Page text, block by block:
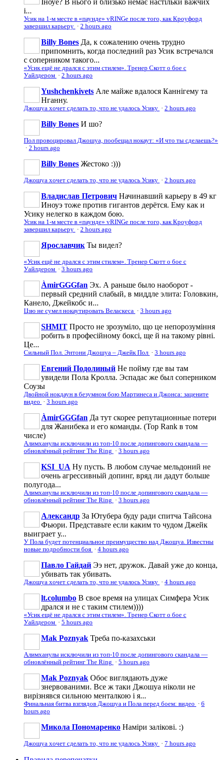
і...
Усик на 1-м месте в «паунде» vRINGe после того, как Кроуфорд
завершил карьеру · 2 hours ago
Billy Bones Да, к сожалению очень трудно
припомнить, когда последний раз Усик встречался
с соперником такого...
«Усик ещё не дрался с этим стилем». Тренер Скотт о бое с
Уайлдером · 2 hours ago
Yushchenkivets Але майже вдалося Каннігему та
Нганну.
Джошуа хочет сделать то, что не удалось Усику · 2 hours ago
Billy Bones И шо?
Пол провоцировал Джошуа, пообещал нокаут: «И что ты сделаешь?»
· 2 hours ago
Billy Bones Жестоко :)))
Джошуа хочет сделать то, что не удалось Усику · 2 hours ago
Владислав Петрович Начинавший карьеру в 49 кг
Иноуэ тоже против гигантов дерётся. Ему как и
Усику нелегко в каждом бою.
Усик на 1-м месте в «паунде» vRINGe после того, как Кроуфорд
завершил карьеру · 2 hours ago
Ярославчик Ты видел?
«Усик ещё не дрался с этим стилем». Тренер Скотт о бое с
Уайлдером · 3 hours ago
ÀmirGGGfan Эх. А раньше было наоборот -
первый средний слабый, в миддле элита: Головкин,
Канело, Джейкобс и...
Цзю не сумел нокаутировать Веласкеса · 3 hours ago
SHMIT Просто не зрозуміло, що це непорозуміння
робить в професійному боксі, ще й на такому рівні.
Це...
Сильный Пол. Энтони Джошуа – Джейк Пол · 3 hours ago
Евгений Подолиный Не пойму где вы там
увидели Пола Кролла. Эспадас же был соперником
Соузы
Двойной нокдаун в безумном бою Мартинеса и Джонса: зацените
видео · 3 hours ago
ÀmirGGGfan Да тут скорее репутационные потери
для Жанибека и его команды. (Top Rank в том
числе)
Алимханулы исключили из топ-10 после допингового скандала —
обновлённый рейтинг The Ring · 3 hours ago
KSI_UA Ну пусть. В любом случае мельдоний не
очень агрессивньій допинг, вряд ли дадут больше
полугода...
Алимханулы исключили из топ-10 после допингового скандала —
обновлённый рейтинг The Ring · 3 hours ago
Александр За Ютубера буду ради спитча Тайсона
Фьюри. Представьте если каким то чудом Джейк
выиграет у...
У Пола будет потенциальное преимущество над Джошуа. Известны
новые подробности боя · 4 hours ago
Павло Гайдай Ээ нет, дружок. Давай уже до конца,
убивать так убивать.
Джошуа хочет сделать то, что не удалось Усику · 4 hours ago
lt.columbo В свое время на улицах Симфера Усик
дрался и не с таким стилем))))
«Усик ещё не дрался с этим стилем». Тренер Скотт о бое с
Уайлдером · 5 hours ago
Mak Poznyak Треба по-казахськи
Алимханулы исключили из топ-10 после допингового скандала —
обновлённый рейтинг The Ring · 5 hours ago
Mak Poznyak Обоє виглядають дуже
знервованими. Все ж таки Джошуа ніколи не
вирізнявся сильною менталкою і я...
Финальная битва взглядов Джошуа и Пола перед боем: видео · 6
hours ago
Микола Пономаренко Наміри залікові. :)
Джошуа хочет сделать то, что не удалось Усику · 7 hours ago